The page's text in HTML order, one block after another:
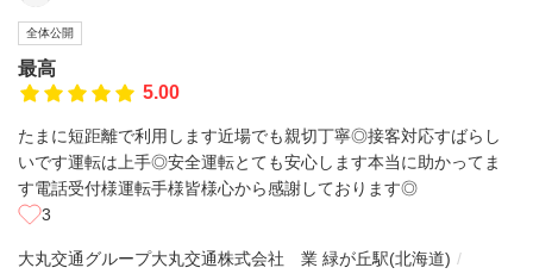
全体公開
最高
5.00
たまに短距離で利用します近場でも親切丁寧◎接客対応すばらし
いです運転は上手◎安全運転とても安心します本当に助かってま
す電話受付様運転手様皆様心から感謝しております◎
3
大丸交通グループ大丸交通株式会社 業 緑が丘駅(北海道)